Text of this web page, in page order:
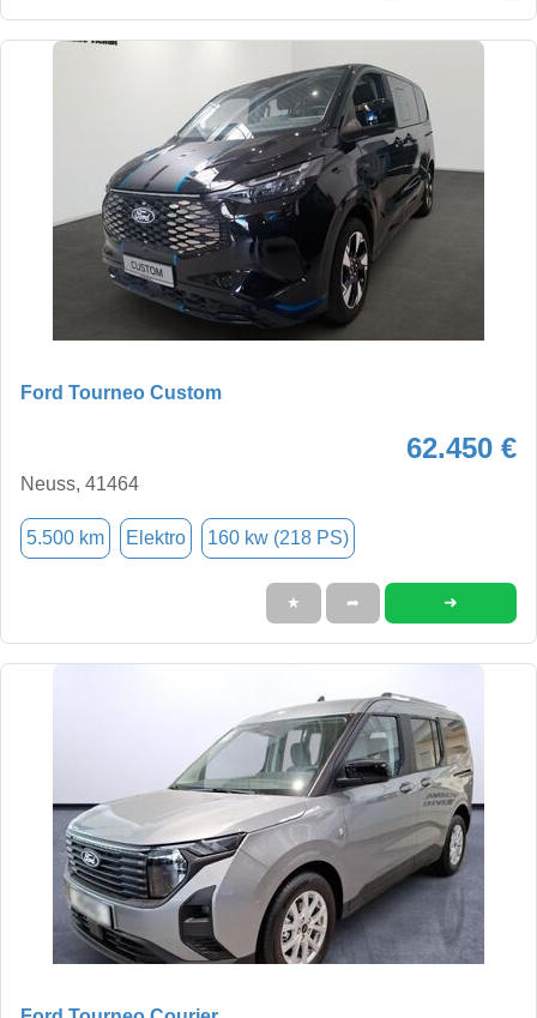
Ford Tourneo Custom
62.450 €
Neuss, 41464
5.500 km Elektro 160 kw (218 PS)
★ ➦ ➜